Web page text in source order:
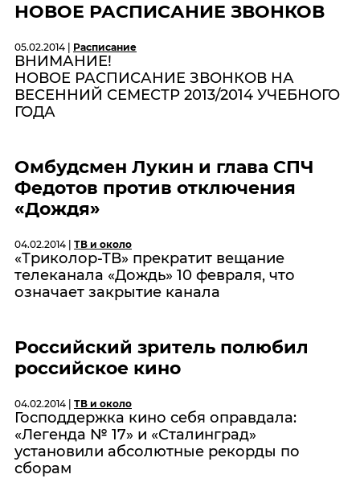
НОВОЕ РАСПИСАНИЕ ЗВОНКОВ
05.02.2014 | Расписание
ВНИМАНИЕ!
НОВОЕ РАСПИСАНИЕ ЗВОНКОВ НА
ВЕСЕННИЙ СЕМЕСТР 2013/2014 УЧЕБНОГО
ГОДА
Омбудсмен Лукин и глава СПЧ
Федотов против отключения
«Дождя»
04.02.2014 | ТВ и около
«Триколор-ТВ» прекратит вещание
телеканала «Дождь» 10 февраля, что
означает закрытие канала
Российский зритель полюбил
российское кино
04.02.2014 | ТВ и около
Господдержка кино себя оправдала:
«Легенда № 17» и «Сталинград»
установили абсолютные рекорды по
сборам